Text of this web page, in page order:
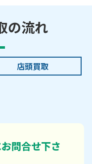
の流れ
店頭買取
問合せ下さ